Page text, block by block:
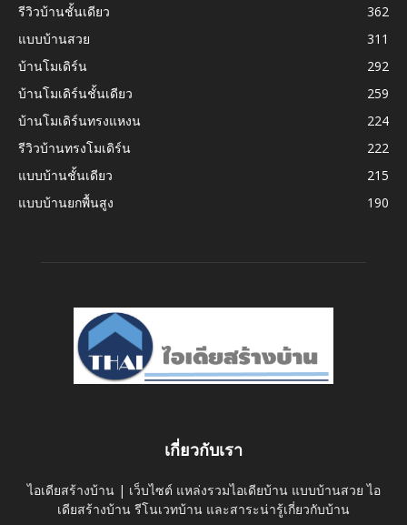
รีวิวบ้านชั้นเดียว
362
แบบบ้านสวย
311
บ้านโมเดิร์น
292
บ้านโมเดิร์นชั้นเดียว
259
บ้านโมเดิร์นทรงแหงน
224
รีวิวบ้านทรงโมเดิร์น
222
แบบบ้านชั้นเดียว
215
แบบบ้านยกพื้นสูง
190
เกี่ยวกับเรา
ไอเดียสร้างบ้าน | เว็บไซต์ แหล่งรวมไอเดียบ้าน แบบบ้านสวย ไอ
เดียสร้างบ้าน รีโนเวทบ้าน และสาระน่ารู้เกี่ยวกับบ้าน